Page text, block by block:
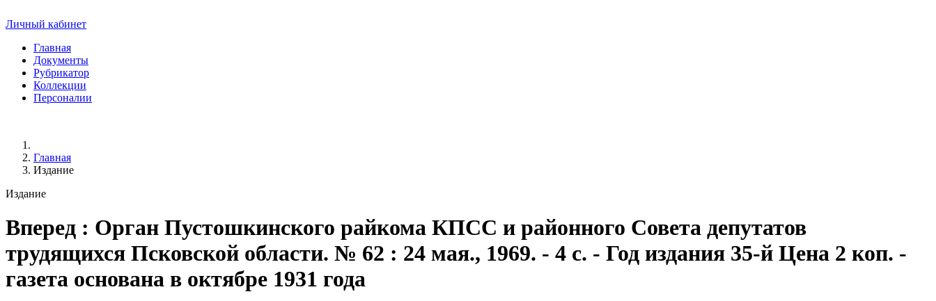
Личный кабинет
Главная
Документы
Рубрикатор
Коллекции
Персоналии
Главная
Издание
Издание
Вперед : Орган Пустошкинского райкома КПСС и районного Совета депутатов
трудящихся Псковской области. № 62 : 24 мая., 1969. - 4 с. - Год издания 35-й Цена 2 коп. -
газета основана в октябре 1931 года